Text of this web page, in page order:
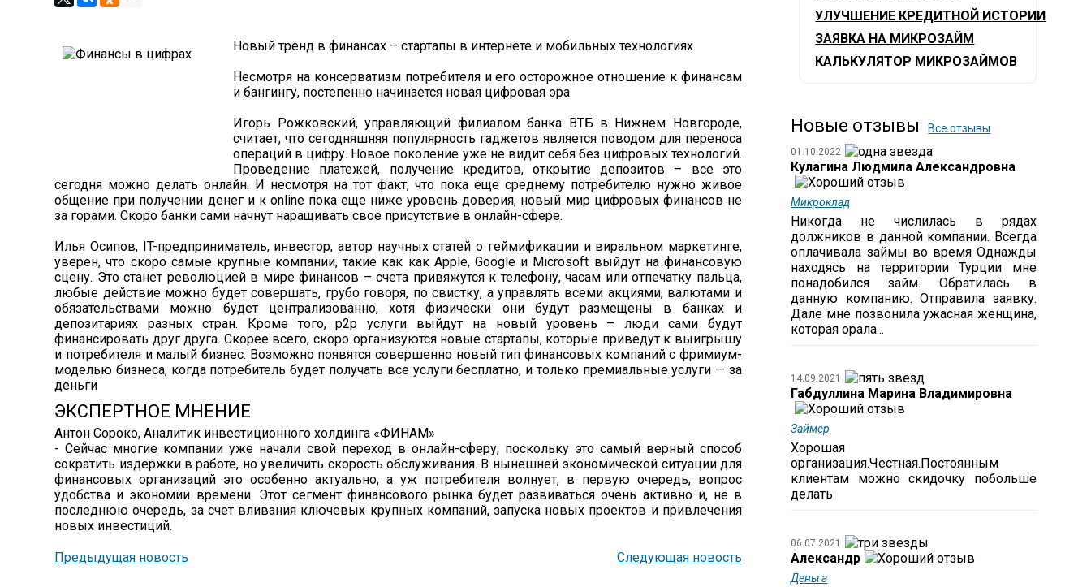
Новый тренд в финансах – стартапы в интернете и мобильных технологиях.
Несмотря на консерватизм потребителя и его осторожное отношение к финансам
и бангингу, постепенно начинается новая цифровая эра.
Игорь Рожковский, управляющий филиалом банка ВТБ в Нижнем Новгороде,
считает, что сегодняшняя популярность гаджетов является поводом для переноса
операций в цифру. Новое поколение уже не видит себя без цифровых технологий.
Проведение платежей, получение кредитов, открытие депозитов – все это
сегодня можно делать онлайн. И несмотря на тот факт, что пока еще среднему потребителю нужно живое
общение при получении денег и к online пока еще ниже уровень доверия, новый мир цифровых финансов не
за горами. Скоро банки сами начнут наращивать свое присутствие в онлайн-сфере.
Илья Осипов, IT-предприниматель, инвестор, автор научных статей о геймификации и виральном маркетинге,
уверен, что скоро самые крупные компании, такие как как Apple, Google и Microsoft выйдут на финансовую
сцену. Это станет революцией в мире финансов – счета привяжутся к телефону, часам или отпечатку пальца,
любые действие можно будет совершать, грубо говоря, по свистку, а управлять всеми акциями, валютами и
обязательствами можно будет централизованно, хотя физически они будут размещены в банках и
депозитариях разных стран. Кроме того, p2p услуги выйдут на новый уровень – люди сами будут
финансировать друг друга. Скорее всего, скоро организуются новые стартапы, которые приведут к выигрышу
и потребителя и малый бизнес. Возможно появятся совершенно новый тип финансовых компаний с фримиум-
моделью бизнеса, когда потребитель будет получать все услуги бесплатно, и только премиальные услуги — за
деньги
ЭКСПЕРТНОЕ МНЕНИЕ
Антон Сороко, Аналитик инвестиционного холдинга «ФИНАМ»
- Сейчас многие компании уже начали свой переход в онлайн-сферу, поскольку это самый верный способ
сократить издержки в работе, но увеличить скорость обслуживания. В нынешней экономической ситуации для
финансовых организаций это особенно актуально, а уж потребителя волнует, в первую очередь, вопрос
удобства и экономии времени. Этот сегмент финансового рынка будет развиваться очень активно и, не в
последнюю очередь, за счет вливания ключевых крупных компаний, запуска новых проектов и привлечения
новых инвестиций.
Предыдущая новость Следующая новость
УЛУЧШЕНИЕ КРЕДИТНОЙ ИСТОРИИ
ЗАЯВКА НА МИКРОЗАЙМ
КАЛЬКУЛЯТОР МИКРОЗАЙМОВ
Новые отзывы Все отзывы
01.10.2022
Кулагина Людмила Александровна
Микроклад
Никогда не числилась в рядах
должников в данной компании. Всегда
оплачивала займы во время Однажды
находясь на территории Турции мне
понадобился займ. Обратилась в
данную компанию. Отправила заявку.
Дале мне позвонила ужасная женщина,
которая орала...
14.09.2021
Габдуллина Марина Владимировна
Займер
Хорошая
организация.Честная.Постоянным
клиентам можно скидочку побольше
делать
06.07.2021
Александр
Деньга